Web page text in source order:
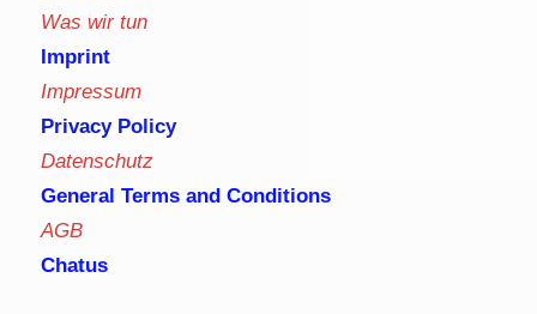
Was wir tun
Imprint
Impressum
Privacy Policy
Datenschutz
General Terms and Conditions
AGB
Chatus